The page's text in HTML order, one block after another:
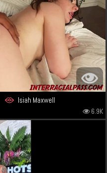
Isiah Maxwell
6.9K